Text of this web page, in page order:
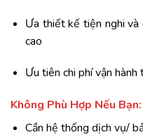
Ưa thiết kế tiện nghi và
cao
Ưu tiên chi phí vận
Không Phù Hợp Nếu Bạn:
Cần hệ thống dịch vụ/